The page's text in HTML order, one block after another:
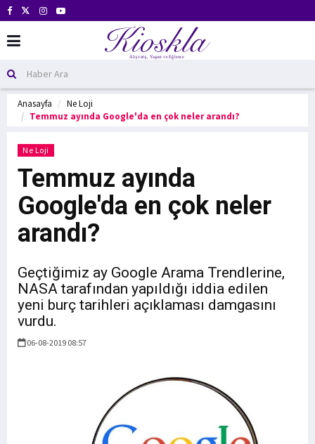
Anasayfa
Ne Loji
Temmuz ayında Google'da en çok neler arandı?
Ne Loji
Temmuz ayında
Google'da en çok neler
arandı?
Geçtiğimiz ay Google Arama Trendlerine,
NASA tarafından yapıldığı iddia edilen
yeni burç tarihleri açıklaması damgasını
vurdu.
06-08-2019 08:57